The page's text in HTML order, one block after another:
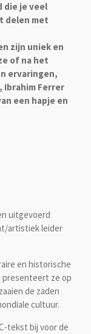
die je veel
delen met
zijn uniek en
of na het
ervaringen,
Ibrahim Ferrer
een hapje en
uitgevoerd
artistiek leider
en historische
ze op
de zaden
cultuur.
tekst bij voor de